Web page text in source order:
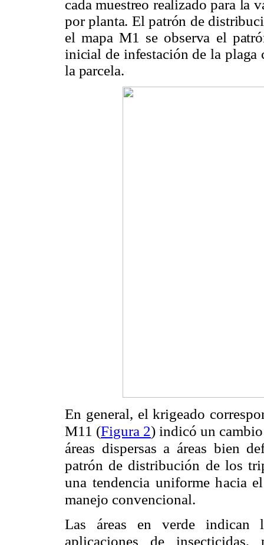
cada muestreo realizado para la
por planta. El patrón de
el mapa M1 se observa el
inicial de infestación de la plaga
la parcela.
En general, el krigeado
M11 (Figura 2) indicó un
áreas dispersas a áreas bien
patrón de distribución de los
una tendencia uniforme hacia
manejo convencional.
Las áreas en verde indican
aplicaciones de